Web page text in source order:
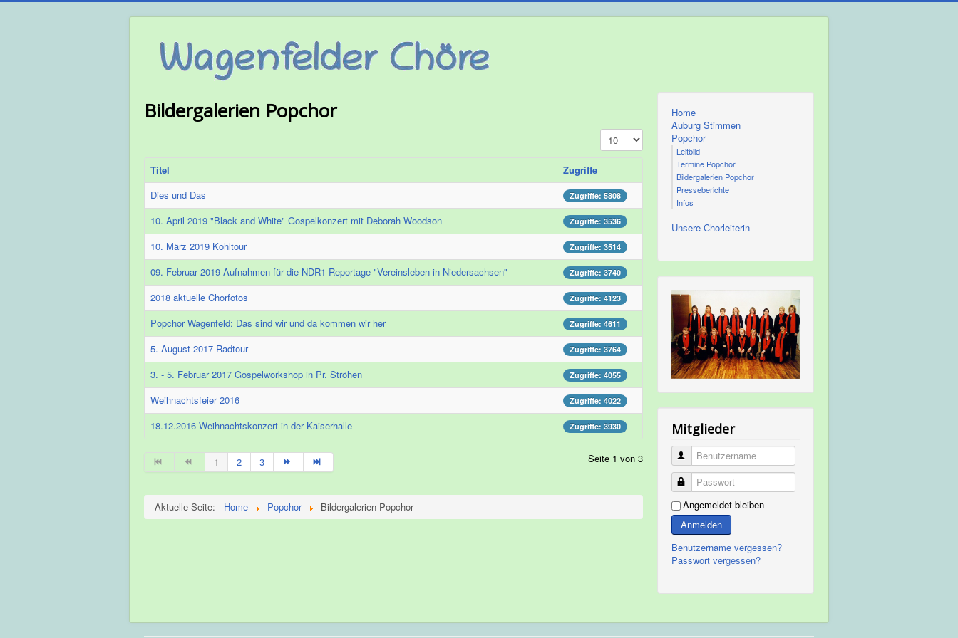
Bildergalerien Popchor
Anzeige #
Titel
Zugriffe
Dies und Das
Zugriffe: 5808
10. April 2019 "Black and White" Gospelkonzert mit Deborah Woodson Zugriffe: 3536
10. März 2019 Kohltour Zugriffe: 3514
09. Februar 2019 Aufnahmen für die NDR1-Reportage "Vereinsleben in Niedersachsen" Zugriffe: 3740
2018 aktuelle Chorfotos Zugriffe: 4123
Popchor Wagenfeld: Das sind wir und da kommen wir her Zugriffe: 4611
5. August 2017 Radtour Zugriffe: 3764
3. - 5. Februar 2017 Gospelworkshop in Pr. Ströhen Zugriffe: 4055
Weihnachtsfeier 2016 Zugriffe: 4022
18.12.2016 Weihnachtskonzert in der Kaiserhalle Zugriffe: 3930
Seite 1 von 3
1 2 3
Aktuelle Seite: Home Popchor Bildergalerien Popchor
Home
Auburg Stimmen
Popchor
Leitbild
Termine Popchor
Bildergalerien Popchor
Presseberichte
Infos
------------------------------------
Unsere Chorleiterin
Mitglieder
Benutzername
Passwort
Angemeldet bleiben
Anmelden
Benutzername vergessen?
Passwort vergessen?